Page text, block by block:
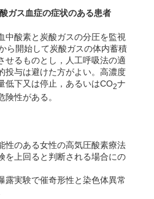
ガス血症の症状のある患者
中酸素と炭酸ガスの分圧を監視
ら開始して炭酸ガスの体内蓄積
せるものとし，人工呼吸法の適
投与は避けた方がよい。高濃度
低下又は停止，あるいはCO2ナ
険性がある 。
性のある女性の高気圧酸素療法
を上回ると判断される場合にの
露実験で催奇形性と染色体異常